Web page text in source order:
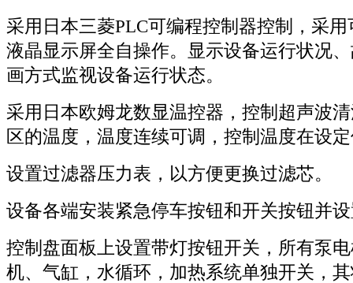
采用日本三菱PLC可编程控制器控制，采
液晶显示屏全自操作。显示设备运行状况
画方式监视设备运行状态。
采用日本欧姆龙数显温控器，控制超声波
区的温度，温度连续可调，控制温度在设
设置过滤器压力表，以方便更换过滤芯。
设备各端安装紧急停车按钮和开关按钮并
控制盘面板上设置带灯按钮开关，所有泵
机、气缸，水循环，加热系统单独开关，